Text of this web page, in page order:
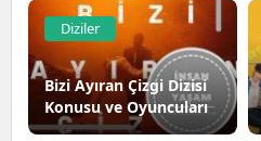
Diziler
Bizi Ayıran Çizgi Dizisi
Konusu ve Oyuncuları